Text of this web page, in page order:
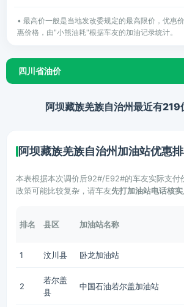
• 最高价一般是当地发改委规定的最高限价，优惠
惠价格，由"小熊油耗"根据车友的加油记录统计。
四川省油价
阿坝藏族羌族自治州最近有219
阿坝藏族羌族自治州加油站优惠
本表根据本次调价后92#/E92#的车友实际支付
政策可能比较复杂，请车友先打加油站电话核
排名 县区 加油站名称
1 汶川县 卧龙加油站
2
若尔盖
县
中国石油若尔盖加油站